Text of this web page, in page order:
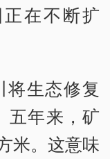
在不断扩
将生态修复
五年来，矿
米。这意味